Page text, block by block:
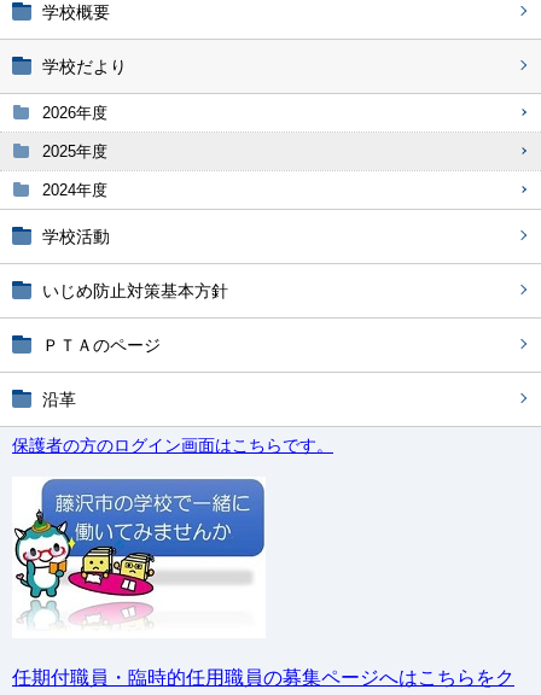
学校概要
学校だより
2026年度
2025年度
2024年度
学校活動
いじめ防止対策基本方針
ＰＴＡのページ
沿革
保護者の方のログイン画面はこちらです。
任期付職員・臨時的任用職員の募集ページへはこちらをク